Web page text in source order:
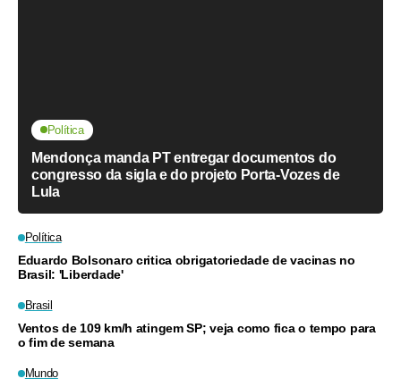
Política
Mendonça manda PT entregar documentos do
congresso da sigla e do projeto Porta-Vozes de
Lula
Política
Eduardo Bolsonaro critica obrigatoriedade de vacinas no
Brasil: 'Liberdade'
Brasil
Ventos de 109 km/h atingem SP; veja como fica o tempo para
o fim de semana
Mundo